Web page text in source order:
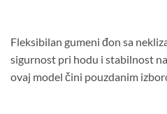
Fleksibilan gumeni đon sa
sigurnost pri hodu i stabilnost
ovaj model čini pouzdanim